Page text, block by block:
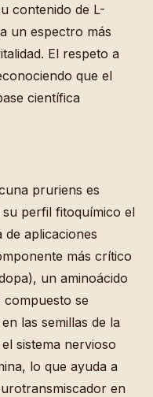
contenido de L-
un espectro más
El respeto a
que el
científica
pruriens es
perfil fitoquímico el
de aplicaciones
más crítico
un aminoácido
compuesto se
las semillas de la
sistema nervioso
lo que ayuda a
en